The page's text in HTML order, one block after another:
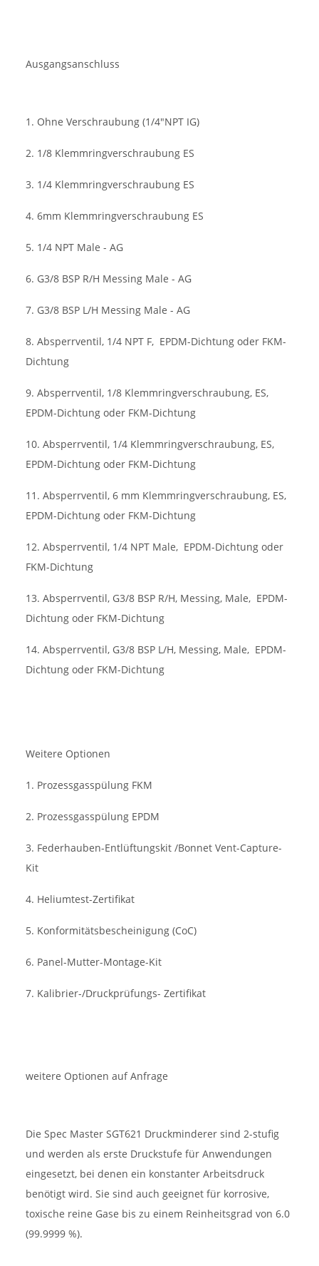
Ausgangsanschluss
1. Ohne Verschraubung (1/4"NPT IG)
2. 1/8 Klemmringverschraubung ES
3. 1/4 Klemmringverschraubung ES
4. 6mm Klemmringverschraubung ES
5. 1/4 NPT Male - AG
6. G3/8 BSP R/H Messing Male - AG
7. G3/8 BSP L/H Messing Male - AG
8. Absperrventil, 1/4 NPT F, EPDM-Dichtung oder FKM-
Dichtung
9. Absperrventil, 1/8 Klemmringverschraubung, ES,
EPDM-Dichtung oder FKM-Dichtung
10. Absperrventil, 1/4 Klemmringverschraubung, ES,
EPDM-Dichtung oder FKM-Dichtung
11. Absperrventil, 6 mm Klemmringverschraubung, ES,
EPDM-Dichtung oder FKM-Dichtung
12. Absperrventil, 1/4 NPT Male, EPDM-Dichtung oder
FKM-Dichtung
13. Absperrventil, G3/8 BSP R/H, Messing, Male, EPDM-
Dichtung oder FKM-Dichtung
14. Absperrventil, G3/8 BSP L/H, Messing, Male, EPDM-
Dichtung oder FKM-Dichtung
Weitere Optionen
1. Prozessgasspülung FKM
2. Prozessgasspülung EPDM
3. Federhauben-Entlüftungskit /Bonnet Vent-Capture-
Kit
4. Heliumtest-Zertifikat
5. Konformitätsbescheinigung (CoC)
6. Panel-Mutter-Montage-Kit
7. Kalibrier-/Druckprüfungs- Zertifikat
weitere Optionen auf Anfrage
Die Spec Master SGT621 Druckminderer sind 2-stufig
und werden als erste Druckstufe für Anwendungen
eingesetzt, bei denen ein konstanter Arbeitsdruck
benötigt wird. Sie sind auch geeignet für korrosive,
toxische reine Gase bis zu einem Reinheitsgrad von 6.0
(99.9999 %).